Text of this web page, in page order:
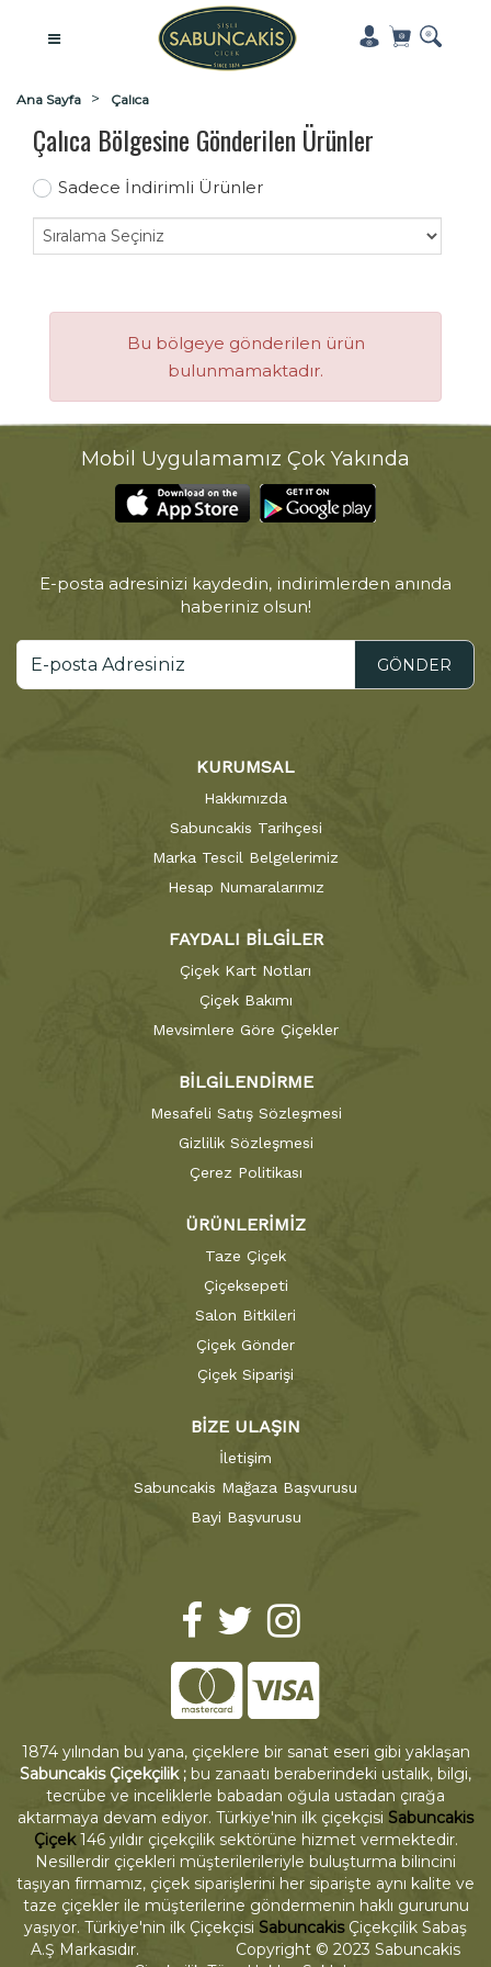
Ana Sayfa Çalıca
Çalıca Bölgesine Gönderilen Ürünler
Sadece İndirimli Ürünler
Bu bölgeye gönderilen ürün
bulunmamaktadır.
Mobil Uygulamamız Çok Yakında
E-posta adresinizi kaydedin, indirimlerden anında
haberiniz olsun!
GÖNDER
KURUMSAL
Hakkımızda
Sabuncakis Tarihçesi
Marka Tescil Belgelerimiz
Hesap Numaralarımız
FAYDALI BİLGİLER
Çiçek Kart Notları
Çiçek Bakımı
Mevsimlere Göre Çiçekler
BİLGİLENDİRME
Mesafeli Satış Sözleşmesi
Gizlilik Sözleşmesi
Çerez Politikası
ÜRÜNLERİMİZ
Taze Çiçek
Çiçeksepeti
Salon Bitkileri
Çiçek Gönder
Çiçek Siparişi
BİZE ULAŞIN
İletişim
Sabuncakis Mağaza Başvurusu
Bayi Başvurusu
1874 yılından bu yana, çiçeklere bir sanat eseri gibi yaklaşan
Sabuncakis Çiçekçilik ; bu zanaatı beraberindeki ustalık, bilgi,
tecrübe ve inceliklerle babadan oğula ustadan çırağa
aktarmaya devam ediyor. Türkiye'nin ilk çiçekçisi Sabuncakis
Çiçek146 yıldır çiçekçilik sektörüne hizmet vermektedir.
Nesillerdir çiçekleri müşterilerileriyle buluşturma bilincini
taşıyan firmamız, çiçek siparişlerini her siparişte aynı kalite ve
taze çiçekler ile müşterilerine göndermenin haklı gururunu
yaşıyor. Türkiye'nin ilk Çiçekçisi SabuncakisÇiçekçilik Sabaş
A.Ş Markasıdır. Copyright © 2023 Sabuncakis